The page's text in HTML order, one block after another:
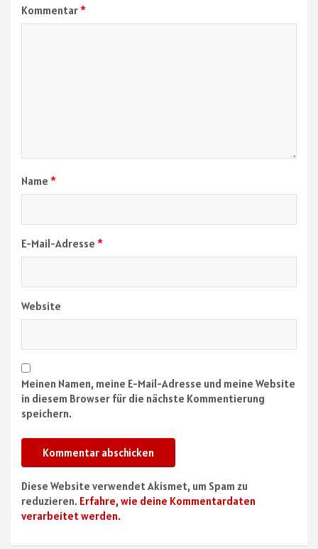
Kommentar*
Name *
E-Mail-Adresse *
Website
Meinen Namen, meine E-Mail-Adresse und meine Website
in diesem Browser für die nächste Kommentierung
speichern.
Diese Website verwendet Akismet, um Spam zu
reduzieren. Erfahre, wie deine Kommentardaten
verarbeitet werden.